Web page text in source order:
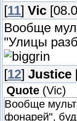
[11] Vic
Вообще
"Улицы
[12] Justice
Quote (Vic)
Вообще
фонарей",